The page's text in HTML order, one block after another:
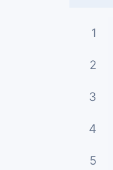
1
2
3
4
5